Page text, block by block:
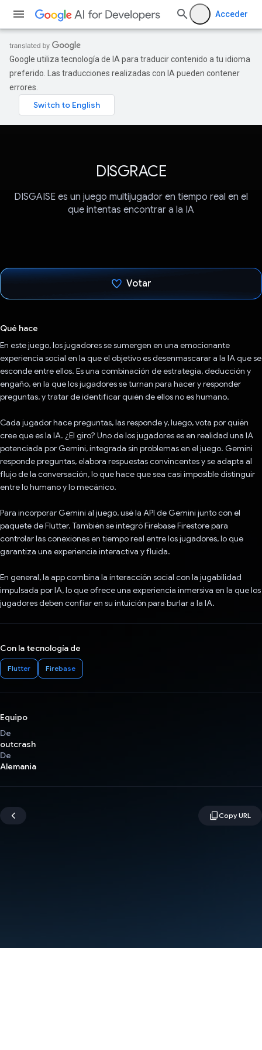
Acceder
Google utiliza tecnología de IA para traducir contenido a tu idioma
preferido. Las traducciones realizadas con IA pueden contener
errores.
DISGRACE
DISGAISE es un juego multijugador en tiempo real en el
que intentas encontrar a la IA
Votar
Qué hace
En este juego, los jugadores se sumergen en una emocionante
experiencia social en la que el objetivo es desenmascarar a la IA que se
esconde entre ellos. Es una combinación de estrategia, deducción y
engaño, en la que los jugadores se turnan para hacer y responder
preguntas, y tratar de identificar quién de ellos no es humano.
Cada jugador hace preguntas, las responde y, luego, vota por quién
cree que es la IA. ¿El giro? Uno de los jugadores es en realidad una IA
potenciada por Gemini, integrada sin problemas en el juego. Gemini
responde preguntas, elabora respuestas convincentes y se adapta al
flujo de la conversación, lo que hace que sea casi imposible distinguir
entre lo humano y lo mecánico.
Para incorporar Gemini al juego, usé la API de Gemini junto con el
paquete de Flutter. También se integró Firebase Firestore para
controlar las conexiones en tiempo real entre los jugadores, lo que
garantiza una experiencia interactiva y fluida.
En general, la app combina la interacción social con la jugabilidad
impulsada por IA, lo que ofrece una experiencia inmersiva en la que los
jugadores deben confiar en su intuición para burlar a la IA.
Con la tecnología de
Flutter Firebase
Equipo
De
outcrash
De
Alemania